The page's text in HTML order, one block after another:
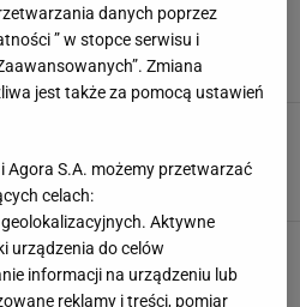
przez CBŚP. Straty na
złotych
26 CZERWCA 2025, 09:33
25 MARCA 2025, 10:47
sceny przed meczem Polska -
komunikat policji
danych poprzez
” w stopce serwisu i
Zmiana
jest także za pomocą ustawień
Agora S.A. możemy przetwarzać
celach:
Aktywne
urządzenia do celów
informacji na urządzeniu lub
reklamy i treści, pomiar